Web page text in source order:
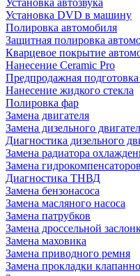
Установка DVD в машину
Полировка автомобиля
Защитная полировка
Кварцевое покрытие
Нанесение Ceramic Pro
Предпродажная
Нанесение жидкого стекла
Полировка фар
Замена двигателя
Замена дизельного
Диагностика дизельного
Замена радиатора
Замена гидрокомпенсаторов
Диагностика ТНВД
Замена бензонасоса
Замена масляного насоса
Замена патрубков
Замена дроссельной
Замена маховика
Замена приводного ремня
Замена прокладки